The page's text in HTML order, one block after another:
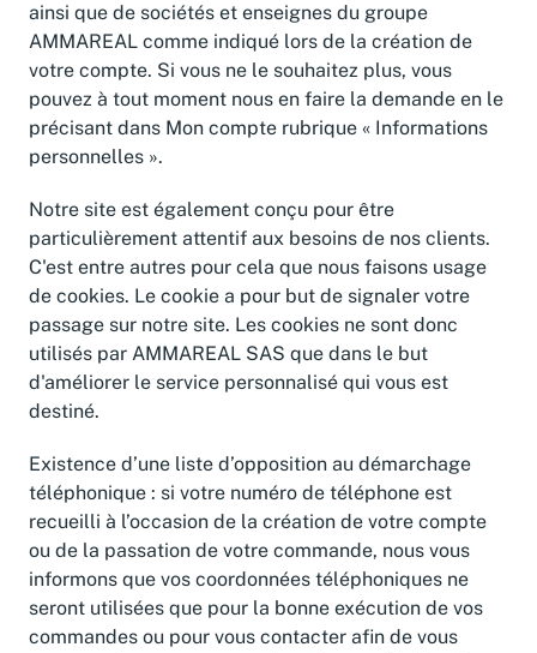
ainsi que de sociétés et enseignes du groupe
AMMAREAL comme indiqué lors de la création de
votre compte. Si vous ne le souhaitez plus, vous
pouvez à tout moment nous en faire la demande en le
précisant dans Mon compte rubrique « Informations
personnelles ».
Notre site est également conçu pour être
particulièrement attentif aux besoins de nos clients.
C'est entre autres pour cela que nous faisons usage
de cookies. Le cookie a pour but de signaler votre
passage sur notre site. Les cookies ne sont donc
utilisés par AMMAREAL SAS que dans le but
d'améliorer le service personnalisé qui vous est
destiné.
Existence d’une liste d’opposition au démarchage
téléphonique : si votre numéro de téléphone est
recueilli à l’occasion de la création de votre compte
ou de la passation de votre commande, nous vous
informons que vos coordonnées téléphoniques ne
seront utilisées que pour la bonne exécution de vos
commandes ou pour vous contacter afin de vous